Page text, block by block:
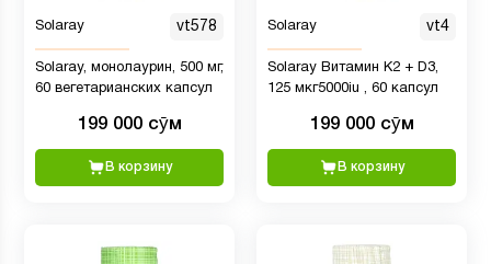
Solaray vt578
Solaray, монолаурин, 500 мг,
60 вегетарианских капсул
199 000 сӯм
В корзину
Solaray vt4
Solaray Витамин K2 + D3,
125 мкг5000iu , 60 капсул
199 000 сӯм
В корзину